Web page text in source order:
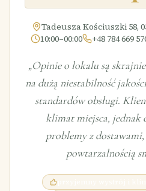
Tadeusza Kościuszki 58,
10:00–00:00
+48 784 669
„Opinie o lokalu są
na dużą niestabilność
standardów obsługi.
klimat miejsca, jednak
problemy z
powtarzalnością
przyjemny wystrój i